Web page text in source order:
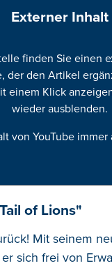
Externer Inhalt
finden Sie einen
der den Artikel
einem Klick
wieder ausblenden.
von YouTube immer
of Lions"
Mit seinem
sich frei von